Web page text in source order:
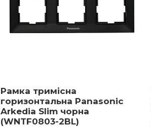
Рамка тримісна
горизонтальна Panasonic
Arkedia Slim чорна
(WNTF0803-2BL)